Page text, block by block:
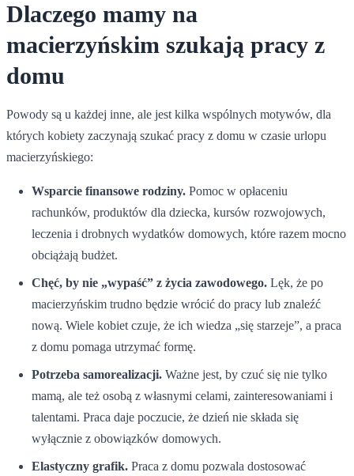
Dlaczego mamy na
macierzyńskim szukają pracy z
domu
Powody są u każdej inne, ale jest kilka wspólnych motywów, dla
których kobiety zaczynają szukać pracy z domu w czasie urlopu
macierzyńskiego:
Wsparcie finansowe rodziny. Pomoc w opłaceniu
rachunków, produktów dla dziecka, kursów rozwojowych,
leczenia i drobnych wydatków domowych, które razem mocno
obciążają budżet.
Chęć, by nie „wypaść” z życia zawodowego. Lęk, że po
macierzyńskim trudno będzie wrócić do pracy lub znaleźć
nową. Wiele kobiet czuje, że ich wiedza „się starzeje”, a praca
z domu pomaga utrzymać formę.
Potrzeba samorealizacji. Ważne jest, by czuć się nie tylko
mamą, ale też osobą z własnymi celami, zainteresowaniami i
talentami. Praca daje poczucie, że dzień nie składa się
wyłącznie z obowiązków domowych.
Elastyczny grafik. Praca z domu pozwala dostosować